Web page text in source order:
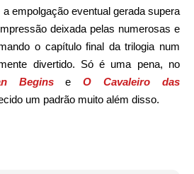
empolgação eventual gerada supera
deixada pelas numerosas e
o capítulo final da trilogia num
divertido. Só é uma pena, no
Begins eO Cavaleiro das
um padrão muito além disso.